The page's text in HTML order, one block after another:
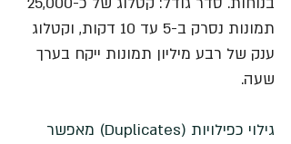
תמונות נסרק ב-5 עד 10 דקות, וקטלוג
ענק של רבע מיליון תמונות ייקח בערך
שעה.
גילוי כפילויות (Duplicates) מאפשר